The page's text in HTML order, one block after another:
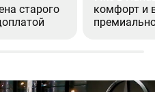
старого
комфорт и